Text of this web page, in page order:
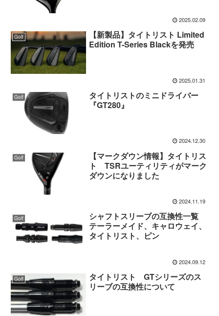
2025.02.09
Golf
【新製品】タイトリスト Limited
Edition T-Series Blackを発売
2025.01.31
Golf
タイトリストのミニドライバー
『GT280』
2024.12.30
Golf
【マークダウン情報】タイトリス
ト TSRユーティリティがマーク
ダウンになりました
2024.11.19
Golf
シャフトスリーブの互換性一覧
テーラーメイド、キャロウェイ、
タイトリスト、ピン
2024.09.12
Golf
タイトリスト GTシリーズのス
リーブの互換性について